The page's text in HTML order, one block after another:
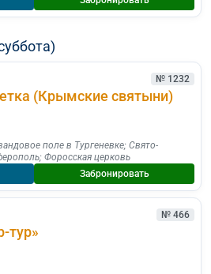
№ 1232
(Крымские святыни)
поле в Тургеневке; Свято-
; Форосская церковь
Забронировать
№ 466
тур»